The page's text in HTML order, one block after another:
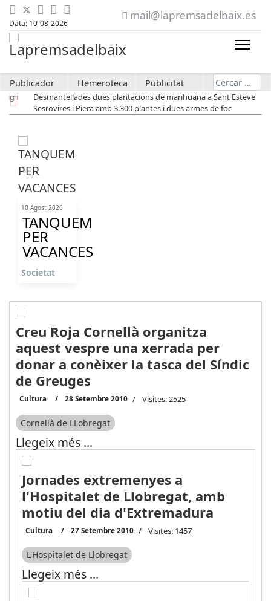
Data: 10-08-2026
mail@lapremsadelbaix.es
Publicador Hemeroteca Publicitat Cerca
Desmantellades dues plantacions de marihuana a Sant Esteve
Sesrovires i Piera amb 3.300 plantes i dues armes de foc
10 Agost 2026
TANQUEM
PER
VACANCES
Societat
Creu Roja Cornellà organitza
aquest vespre una xerrada per
donar a conèixer la tasca del Síndic
de Greuges
Cultura 28 Setembre 2010 Visites: 2525
Cornellà de LLobregat
Llegeix més …
Jornades extremenyes a
l'Hospitalet de Llobregat, amb
motiu del dia d'Extremadura
Cultura 27 Setembre 2010 Visites: 1457
L'Hospitalet de Llobregat
Llegeix més …